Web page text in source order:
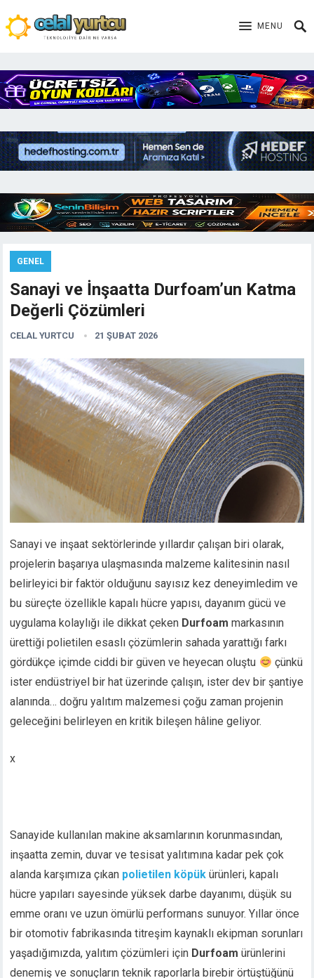
MENU
GENEL
Sanayi ve İnşaatta Durfoam’un Katma
Değerli Çözümleri
CELAL YURTCU 21 ŞUBAT 2026
Sanayi ve inşaat sektörlerinde yıllardır çalışan biri olarak,
projelerin başarıya ulaşmasında malzeme kalitesinin nasıl
belirleyici bir faktör olduğunu sayısız kez deneyimledim ve
bu süreçte özellikle kapalı hücre yapısı, dayanım gücü ve
uygulama kolaylığı ile dikkat çeken Durfoam markasının
ürettiği polietilen esaslı çözümlerin sahada yarattığı farkı
gördükçe içimde ciddi bir güven ve heyecan oluştu
çünkü
ister endüstriyel bir hat üzerinde çalışın, ister dev bir şantiye
alanında… doğru yalıtım malzemesi çoğu zaman projenin
geleceğini belirleyen en kritik bileşen hâline geliyor.
x
Sanayide kullanılan makine aksamlarının korunmasından,
inşaatta zemin, duvar ve tesisat yalıtımına kadar pek çok
alanda karşımıza çıkan polietilen köpük ürünleri, kapalı
hücre yapıları sayesinde yüksek darbe dayanımı, düşük su
emme oranı ve uzun ömürlü performans sunuyor. Yıllar önce
bir otomotiv fabrikasında titreşim kaynaklı ekipman sorunları
yaşadığımızda, yalıtım çözümleri için Durfoam ürünlerini
denemiş ve sonuçların teknik raporlarla birebir örtüştüğünü